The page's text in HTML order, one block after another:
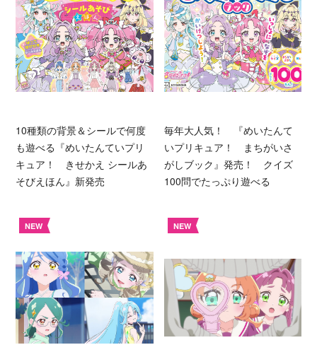
10種類の背景＆シールで何度
も遊べる『めいたんていプリ
キュア！ きせかえ シールあ
そびえほん』新発売
毎年大人気！ 『めいたんて
いプリキュア！ まちがいさ
がしブック』発売！ クイズ
100問でたっぷり遊べる
NEW NEW